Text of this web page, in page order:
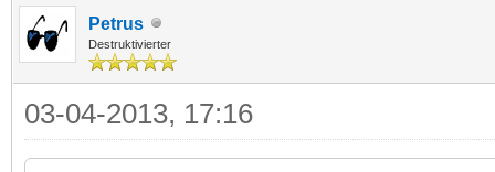
Petrus
Destruktivierter
03-04-2013, 17:16